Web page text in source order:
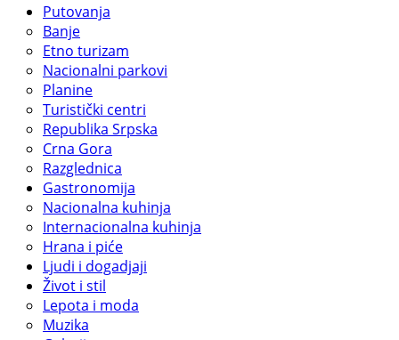
Putovanja
Banje
Etno turizam
Nacionalni parkovi
Planine
Turistički centri
Republika Srpska
Crna Gora
Razglednica
Gastronomija
Nacionalna kuhinja
Internacionalna kuhinja
Hrana i piće
Ljudi i dogadjaji
Život i stil
Lepota i moda
Muzika